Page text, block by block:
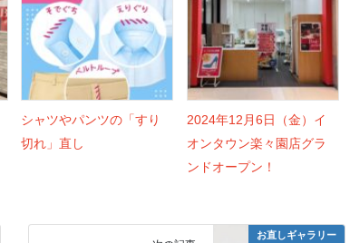
シャツやパンツの「すり
切れ」直し
2024年12月6日（金）イ
オンタウン楽々園店グラ
ンドオープン！
お直しギャラリー